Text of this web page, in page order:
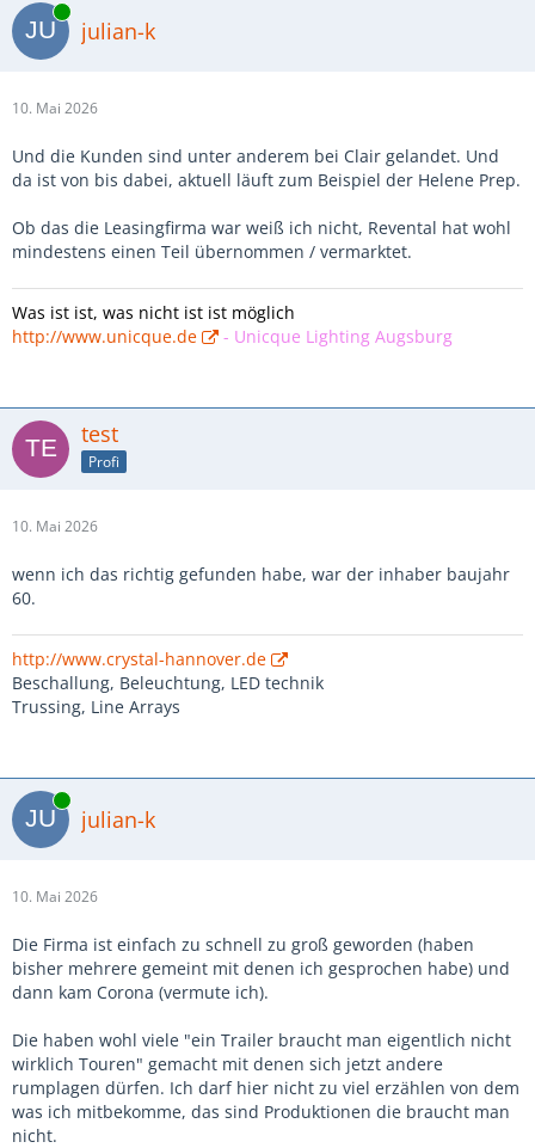
Online
julian-k
10. Mai 2026
Und die Kunden sind unter anderem bei Clair gelandet. Und
da ist von bis dabei, aktuell läuft zum Beispiel der Helene Prep.
Ob das die Leasingfirma war weiß ich nicht, Revental hat wohl
mindestens einen Teil übernommen / vermarktet.
Was ist ist, was nicht ist ist möglich
http://www.unicque.de
- Unicque Lighting Augsburg
test
Profi
10. Mai 2026
wenn ich das richtig gefunden habe, war der inhaber baujahr
60.
http://www.crystal-hannover.de
Beschallung, Beleuchtung, LED technik
Trussing, Line Arrays
Online
julian-k
10. Mai 2026
Die Firma ist einfach zu schnell zu groß geworden (haben
bisher mehrere gemeint mit denen ich gesprochen habe) und
dann kam Corona (vermute ich).
Die haben wohl viele "ein Trailer braucht man eigentlich nicht
wirklich Touren" gemacht mit denen sich jetzt andere
rumplagen dürfen. Ich darf hier nicht zu viel erzählen von dem
was ich mitbekomme, das sind Produktionen die braucht man
nicht.